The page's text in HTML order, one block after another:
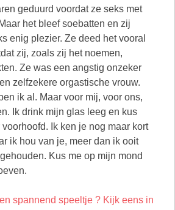
geduurd voordat ze seks met
het bleef soebatten en zij
enig plezier. Ze deed het vooral
zij, zoals zij het noemen,
Ze was een angstig onzeker
zelfzekere orgastische vrouw.
ik al. Maar voor mij, voor ons,
Ik drink mijn glas leeg en kus
Ik ken je nog maar kort
ik hou van je, meer dan ik ooit
Kus me op mijn mond